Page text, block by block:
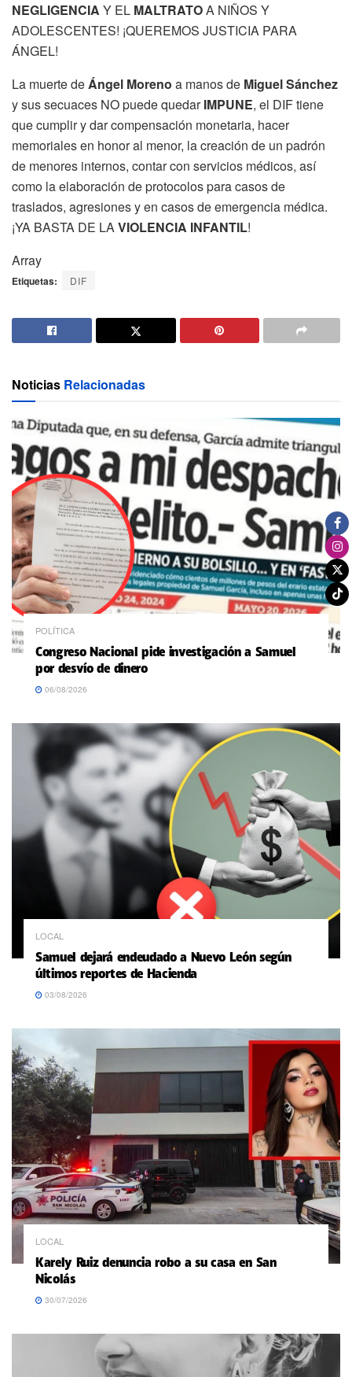
NEGLIGENCIA Y EL MALTRATOA NIÑOS Y
ADOLESCENTES! ¡QUEREMOS JUSTICIA PARA
ÁNGEL!
La muerte deÁngel Moreno a manos de Miguel Sánchez
y sus secuaces NO puede quedarIMPUNE, el DIF tiene
que cumplir y dar compensación monetaria, hacer
memoriales en honor al menor, la creación de un padrón
de menores internos, contar con servicios médicos, así
como la elaboración de protocolos para casos de
traslados, agresiones y en casos de emergencia médica.
¡YA BASTA DE LAVIOLENCIA INFANTIL!
Array
Etiquetas: DIF
Noticias Relacionadas
POLÍTICA
Congreso Nacional pide investigación a Samuel
por desvío de dinero
06/08/2026
LOCAL
Samuel dejará endeudado a Nuevo León según
últimos reportes de Hacienda
03/08/2026
LOCAL
Karely Ruiz denuncia robo a su casa en San
Nicolás
30/07/2026